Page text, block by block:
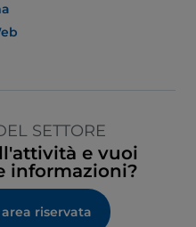
SETTORE
e vuoi
informazioni?
riservata